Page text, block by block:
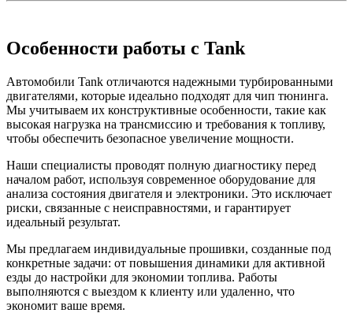
Особенности работы с Tank
Автомобили Tank отличаются надежными турбированными
двигателями, которые идеально подходят для чип тюнинга.
Мы учитываем их конструктивные особенности, такие как
высокая нагрузка на трансмиссию и требования к топливу,
чтобы обеспечить безопасное увеличение мощности.
Наши специалисты проводят полную диагностику перед
началом работ, используя современное оборудование для
анализа состояния двигателя и электроники. Это исключает
риски, связанные с неисправностями, и гарантирует
идеальный результат.
Мы предлагаем индивидуальные прошивки, созданные под
конкретные задачи: от повышения динамики для активной
езды до настройки для экономии топлива. Работы
выполняются с выездом к клиенту или удаленно, что
экономит ваше время.